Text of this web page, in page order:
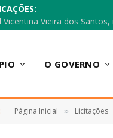
O GOVERNO
Página Inicial » Licitações